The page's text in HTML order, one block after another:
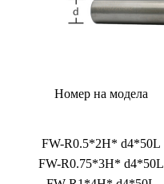
Номер на модела
FW-R0.5*2H* d4*50L
FW-R0.75*3H* d4*50L